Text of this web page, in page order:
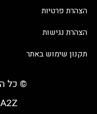
הצהרת פרטיות
הצהרת נגישות
תקנון שימוש באתר
© כל